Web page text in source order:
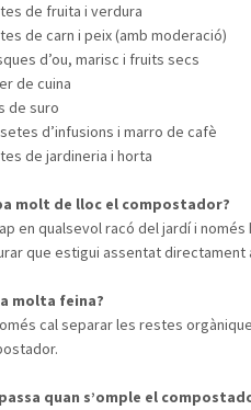
de fruita i verdura
de carn i peix (amb moderació)
d’ou, marisc i fruits secs
de cuina
de suro
d’infusions i marro de cafè
de jardineria i horta
molt de lloc el compostador?
en qualsevol racó del jardí i només
que estigui assentat directament
molta feina?
cal separar les restes
quan s’omple el